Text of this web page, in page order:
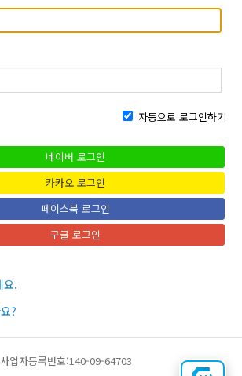
자동으로 로그인하기
네이버 로그인
카카오 로그인
페이스북 로그인
구글 로그인
요.
?
사업자등록번호:140-09-64703